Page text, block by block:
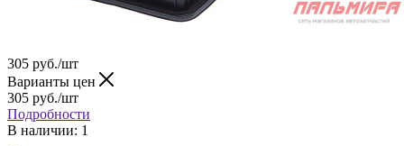
305 руб./шт
Варианты цен
305 руб./шт
Подробности
В наличии: 1